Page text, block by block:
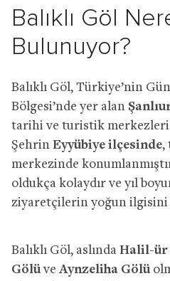
Balıklı Göl
Bulunuyor?
Balıklı Göl, Türkiye’nin
Bölgesi’nde yer alan
tarihi ve turistik
Şehrin Eyyübiye ilçesinde,
merkezinde
oldukça kolaydır ve yıl
ziyaretçilerin yoğun ilgisini
Balıklı Göl, aslında Halil-ür
Gölüve Aynzeliha Gölü